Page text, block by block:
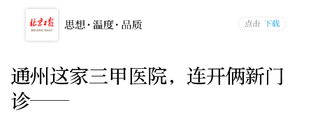
通州这家三甲医院，连开俩新门
诊——